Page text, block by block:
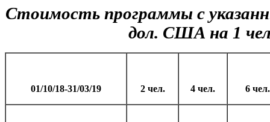
Стоимость программы с
дол. США на 1
01/10/18-31/03/19 2 чел. 4 чел. 6 чел.